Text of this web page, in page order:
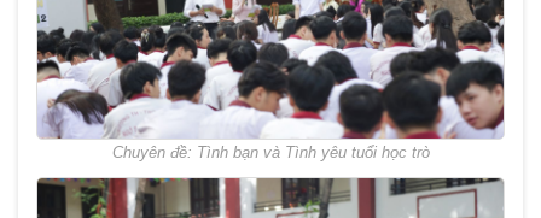
Chuyên đề: Tình bạn và Tình yêu tuổi học trò